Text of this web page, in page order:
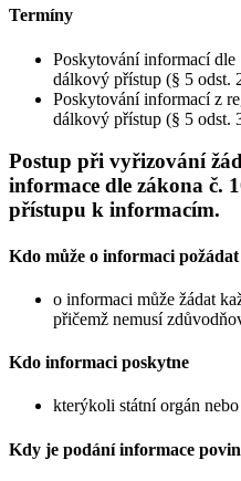
Termíny
Poskytování informací dle
dálkový přístup (§ 5 odst.
Poskytování informací z
dálkový přístup (§ 5 odst.
Postup při vyřizování
informace dle zákona č.
přístupu k informacím.
Kdo může o informaci požádat
o informaci může žádat
přičemž nemusí
Kdo informaci poskytne
kterýkoli státní orgán
Kdy je podání informace